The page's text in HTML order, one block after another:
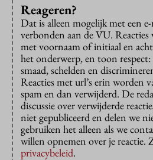
Reageren?
Dat is alleen mogelijk met een
verbonden aan de VU.
met voornaam of initiaal en
het onderwerp, en toon
smaad, schelden en
Reacties met url’s erin worden
spam en dan verwijderd. De
discussie over verwijderde
niet gepubliceerd en delen we
gebruiken het alleen als we
willen opnemen over je reactie.
privacybeleid.